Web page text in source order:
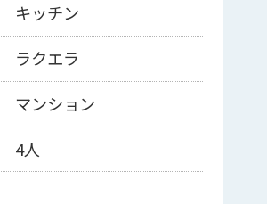
キッチン
ラクエラ
マンション
4人